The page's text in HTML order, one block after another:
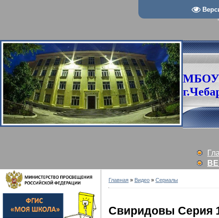
Главная » Видео » Сериалы
Свиридовы Серия